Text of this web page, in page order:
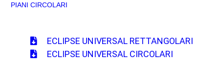
PIANI CIRCOLARI
ECLIPSE UNIVERSAL RETTANGOLARI
ECLIPSE UNIVERSAL CIRCOLARI